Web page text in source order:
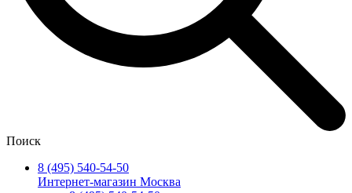
Поиск
8 (495) 540-54-50
Интернет-магазин Москва